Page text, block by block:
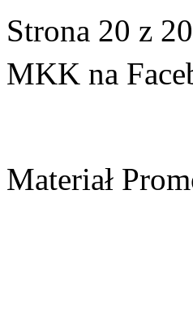
Strona 20 z 20
MKK na
Materiał